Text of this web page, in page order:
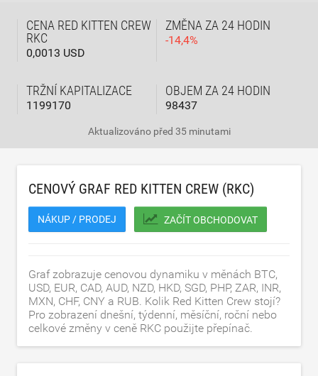
CENA RED KITTEN CREW
RKC
0,0013 USD
ZMĚNA ZA 24 HODIN
-14,4%
TRŽNÍ KAPITALIZACE
1199170
OBJEM ZA 24 HODIN
98437
Aktualizováno před 35 minutami
CENOVÝ GRAF RED KITTEN CREW (RKC)
NÁKUP / PRODEJ ZAČÍT OBCHODOVAT
Graf zobrazuje cenovou dynamiku v měnách BTC,
USD, EUR, CAD, AUD, NZD, HKD, SGD, PHP, ZAR, INR,
MXN, CHF, CNY a RUB. Kolik Red Kitten Crew stojí?
Pro zobrazení dnešní, týdenní, měsíční, roční nebo
celkové změny v ceně RKC použijte přepínač.